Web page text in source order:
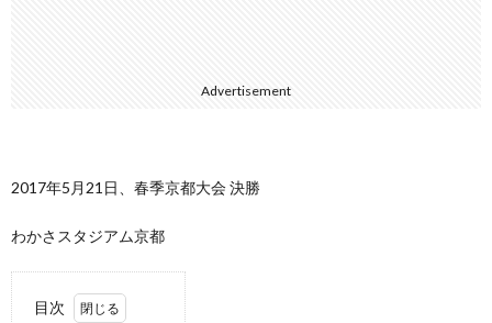
Advertisement
2017年5月21日、春季京都大会 決勝
わかさスタジアム京都
目次